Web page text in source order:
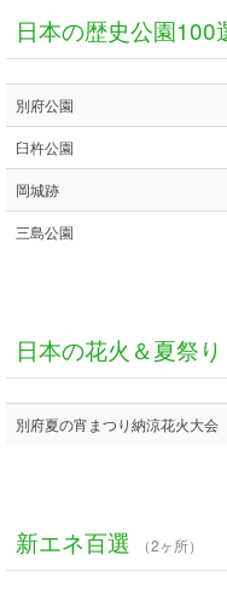
日本の歴史公園100
別府公園
臼杵公園
岡城跡
三島公園
日本の花火＆夏祭
別府夏の宵まつり納涼花火大会
新エネ百選 （2ヶ所）